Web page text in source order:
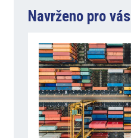
Navrženo pro vás